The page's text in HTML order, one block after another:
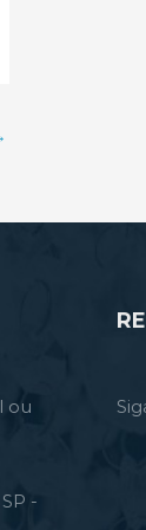
ou
-